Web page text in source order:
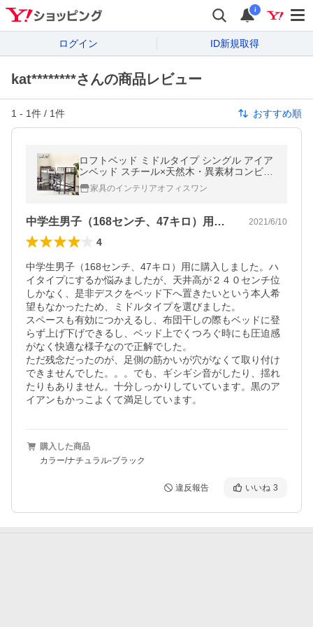
i
ログイン ID新規取得
kat********さんの商品レビュー
1 - 1件 / 1件 おすすめ順
ロフトベッド ミドルタイプ シングル アイア
ンベッド スチール×天然木・異素材コンビベ
ッド ベット
家具のインテリアオフィスワン
中学生男子（168センチ、47キロ）用… 2021/6/10
4
中学生男子（168センチ、47キロ）用に購入しました。ハ
イタイプにするか悩みましたが、天井高が２４０センチ位
しかなく、是非デスクをベッド下へ置きたいという本人希
望もなかったため、ミドルタイプを選びました。
スペースも有効につかえるし、布団干しの際もベッドに登
らず上げ下げできるし、ベッド上でくつろぐ時にも圧迫感
がなく快適な様子なので正解でした。
ただ残念だったのが、足側の筋かいが穴がなくて取り付け
できませんでした。。。でも、ギシギシ音がしたり、揺れ
たりもありません。十分しっかりしていています。黒のア
イアンもかっこよくて満足しています。
購入した商品
カラー/ナチュラル-ブラック
違反報告 いいね 3